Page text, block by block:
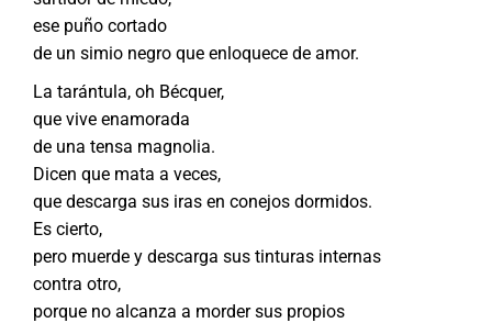
ese puño cortado
de un simio negro que enloquece de amor.
La tarántula, oh Bécquer,
que vive enamorada
de una tensa magnolia.
Dicen que mata a veces,
que descarga sus iras en conejos dormidos.
Es cierto,
pero muerde y descarga sus tinturas internas
contra otro,
porque no alcanza a morder sus propios